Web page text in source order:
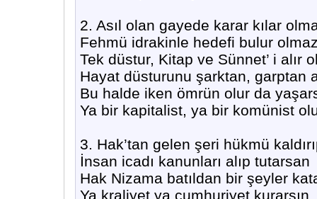
2. Asıl olan gayede karar kılar
Fehmü idrakinle hedefi bulur
Tek düstur, Kitap ve Sünnet’ i alır
Hayat düsturunu şarktan, garptan
Bu halde iken ömrün olur da
Ya bir kapitalist, ya bir komünist
3. Hak’tan gelen şeri hükmü
İnsan icadı kanunları alıp tutarsan
Hak Nizama batıldan bir şeyler
Ya kraliyet ya cumhuriyet kurarsın